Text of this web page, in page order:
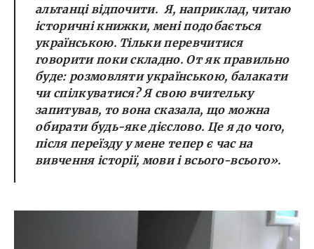
альтанці відпочити. Я, наприклад, читаю
історичні книжки, мені подобається
українською. Тільки перевчитися
говорити поки складно. От як правильно
буде: розмовляти українською, балакати
чи спілкуватися? Я свою вчительку
запитував, то вона сказала, що можна
обирати будь-яке дієслово. Це я до чого,
після переїзду у мене тепер є час на
вивчення історії, мови і всього-всього».